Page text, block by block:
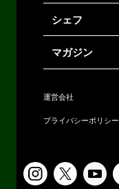
シェフ
マガジン
運営会社
プライバシーポリシー